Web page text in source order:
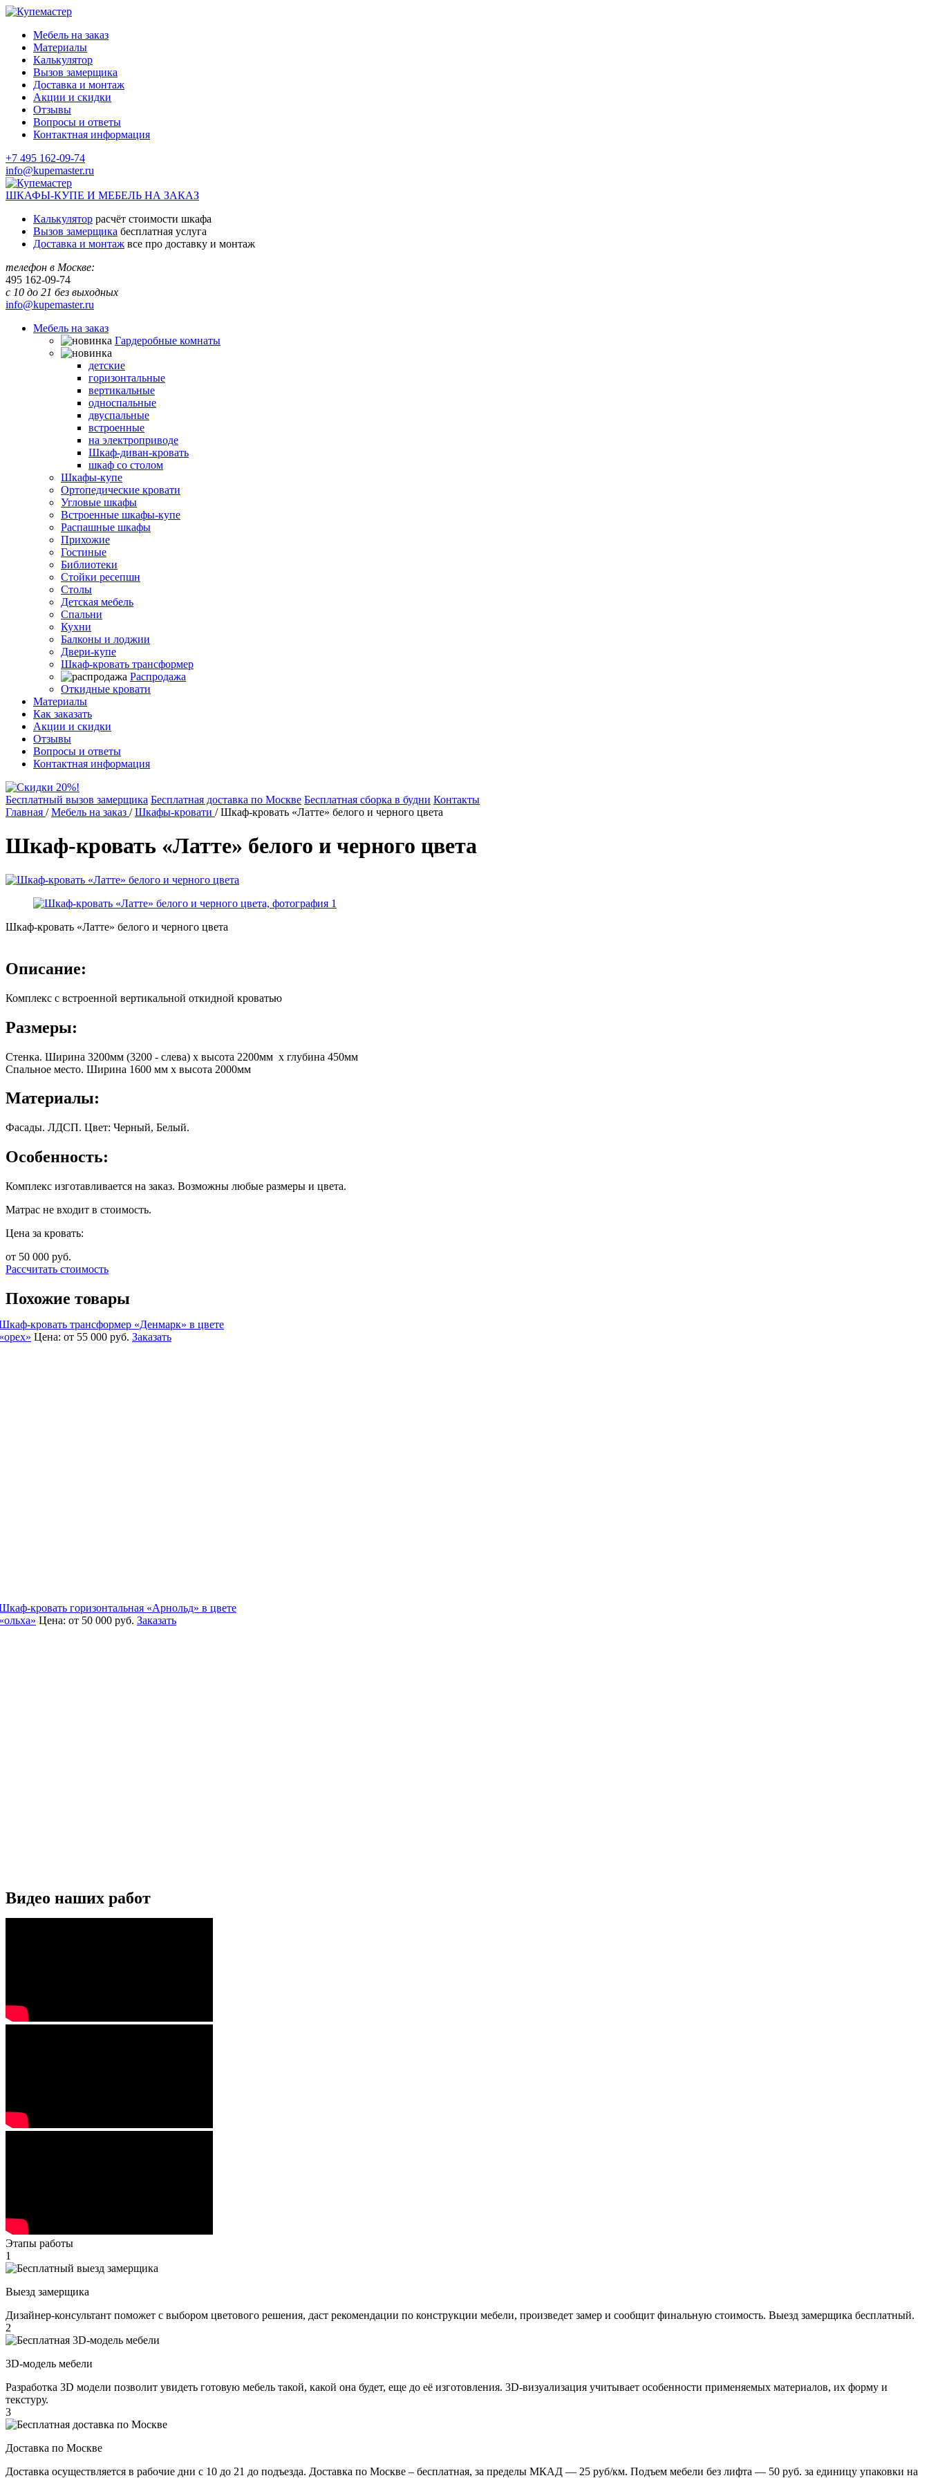
Мебель на заказ
Материалы
Калькулятор
Вызов замерщика
Доставка и монтаж
Акции и скидки
Отзывы
Вопросы и ответы
Контактная информация
+7 495 162-09-74
info@kupemaster.ru
ШКАФЫ-КУПЕ И МЕБЕЛЬ НА ЗАКАЗ
Калькулятор расчёт стоимости шкафа
Вызов замерщика бесплатная услуга
Доставка и монтаж все про доставку и монтаж
телефон в Москве:
495 162-09-74
с 10 до 21 без выходных
info@kupemaster.ru
Мебель на заказ
Гардеробные комнаты
детские
горизонтальные
вертикальные
односпальные
двуспальные
встроенные
на электроприводе
Шкаф-диван-кровать
шкаф со столом
Шкафы-купе
Ортопедические кровати
Угловые шкафы
Встроенные шкафы-купе
Распашные шкафы
Прихожие
Гостиные
Библиотеки
Стойки ресепшн
Столы
Детская мебель
Спальни
Кухни
Балконы и лоджии
Двери-купе
Шкаф-кровать трансформер
Распродажа
Откидные кровати
Материалы
Как заказать
Акции и скидки
Отзывы
Вопросы и ответы
Контактная информация
Бесплатный вызов замерщика Бесплатная доставка по Москве Бесплатная сборка в будни Контакты
Главная /Мебель на заказ /Шкафы-кровати /Шкаф-кровать «Латте» белого и черного цвета
Шкаф-кровать «Латте» белого и черного цвета
Шкаф-кровать «Латте» белого и черного цвета
Описание:
Комплекс с встроенной вертикальной откидной кроватью
Размеры:
Стенка. Ширина 3200мм (3200 - слева) х высота 2200мм х глубина 450мм
Спальное место. Ширина 1600 мм х высота 2000мм
Материалы:
Фасады. ЛДСП. Цвет: Черный, Белый.
Особенность:
Комплекс изготавливается на заказ. Возможны любые размеры и цвета.
Матрас не входит в стоимость.
Цена за кровать:
от 50 000 руб.
Рассчитать стоимость
Похожие товары
кровать трансформер «Денмарк» в цвете
Цена: от 55 000 руб. Заказать
кровать горизонтальная «Арнольд» в цвете
Цена: от 50 000 руб. Заказать
Видео наших работ
Этапы работы
1
Выезд замерщика
Дизайнер-консультант поможет с выбором цветового решения, даст рекомендации по конструкции мебели, произведет замер и сообщит финальную стоимость. Выезд замерщика бесплатный.
2
3D-модель мебели
Разработка 3D модели позволит увидеть готовую мебель такой, какой она будет, еще до её изготовления. 3D-визуализация учитывает особенности применяемых материалов, их форму и
текстуру.
3
Доставка по Москве
Доставка осуществляется в рабочие дни с 10 до 21 до подъезда. Доставка по Москве – бесплатная, за пределы МКАД — 25 руб/км. Подъем мебели без лифта — 50 руб. за единицу упаковки на